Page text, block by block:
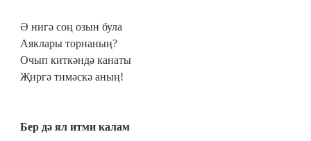
Ә нигә соң озын була
Аяклары торнаның?
Очып киткәндә канаты
Җиргә тимәскә аның!
Бер дә ял итми калам